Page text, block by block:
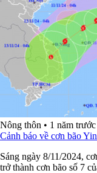
Nông thôn • 1 năm trước
Cảnh báo về cơn bão
Sáng ngày 8/11/2024,
trở thành cơn bão số 7